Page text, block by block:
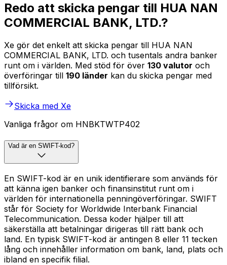
Redo att skicka pengar till HUA NAN
COMMERCIAL BANK, LTD.?
Xe gör det enkelt att skicka pengar till HUA NAN
COMMERCIAL BANK, LTD. och tusentals andra banker
runt om i världen. Med stöd för över 130 valutor och
överföringar till 190 länder kan du skicka pengar med
tillförsikt.
Skicka med Xe
Vanliga frågor om HNBKTWTP402
Vad är en SWIFT-kod?
En SWIFT-kod är en unik identifierare som används för
att känna igen banker och finansinstitut runt om i
världen för internationella penningöverföringar. SWIFT
står för Society for Worldwide Interbank Financial
Telecommunication. Dessa koder hjälper till att
säkerställa att betalningar dirigeras till rätt bank och
land. En typisk SWIFT-kod är antingen 8 eller 11 tecken
lång och innehåller information om bank, land, plats och
ibland en specifik filial.